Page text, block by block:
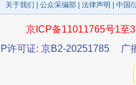
关于我们 公众采编部 法律声明 | 中国
京ICP备11011765号1至
许可证: 京B2-20251785
广